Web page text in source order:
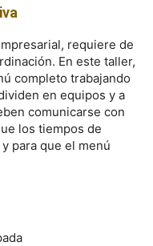
requiere de
En este taller,
completo trabajando
en equipos y a
comunicarse con
los tiempos de
para que el menú